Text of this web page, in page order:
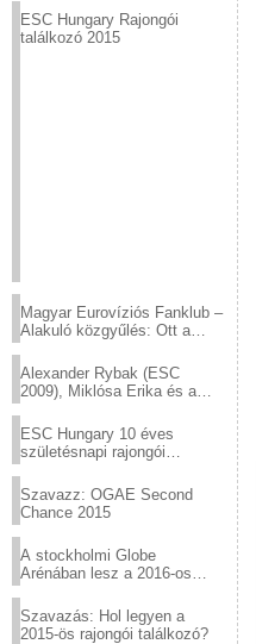
ESC Hungary Rajongói
találkozó 2015
Magyar Eurovíziós Fanklub –
Alakuló közgyűlés: Ott a
Alexander Rybak (ESC
2009), Miklósa Erika és a
sztárjai a Margitszigeten
ESC Hungary 10 éves
születésnapi rajongói
Szavazz: OGAE Second
Chance 2015
A stockholmi Globe
Arénában lesz a 2016-os
Szavazás: Hol legyen a
2015-ös rajongói találkozó?